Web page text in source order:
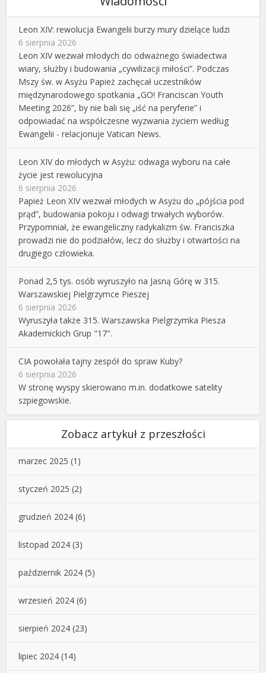
Leon XIV: rewolucja Ewangelii burzy mury dzielące ludzi
6 sierpnia 2026
Leon XIV wezwał młodych do odważnego świadectwa
wiary, służby i budowania „cywilizacji miłości”. Podczas
Mszy św. w Asyżu Papież zachęcał uczestników
międzynarodowego spotkania „GO! Franciscan Youth
Meeting 2026”, by nie bali się „iść na peryferie” i
odpowiadać na współczesne wyzwania życiem według
Ewangelii - relacjonuje Vatican News.
Leon XIV do młodych w Asyżu: odwaga wyboru na całe
życie jest rewolucyjna
6 sierpnia 2026
Papież Leon XIV wezwał młodych w Asyżu do „pójścia pod
prąd”, budowania pokoju i odwagi trwałych wyborów.
Przypomniał, że ewangeliczny radykalizm św. Franciszka
prowadzi nie do podziałów, lecz do służby i otwartości na
drugiego człowieka.
Ponad 2,5 tys. osób wyruszyło na Jasną Górę w 315.
Warszawskiej Pielgrzymce Pieszej
6 sierpnia 2026
Wyruszyła także 315. Warszawska Pielgrzymka Piesza
Akademickich Grup "17".
CIA powołała tajny zespół do spraw Kuby?
6 sierpnia 2026
W stronę wyspy skierowano m.in. dodatkowe satelity
szpiegowskie.
Zobacz artykuł z przeszłości
marzec 2025 (1)
styczeń 2025 (2)
grudzień 2024 (6)
listopad 2024 (3)
październik 2024 (5)
wrzesień 2024 (6)
sierpień 2024 (23)
lipiec 2024 (14)